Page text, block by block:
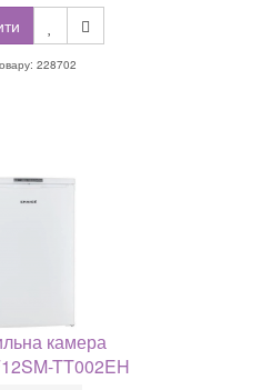
228702
камера
TT002EH